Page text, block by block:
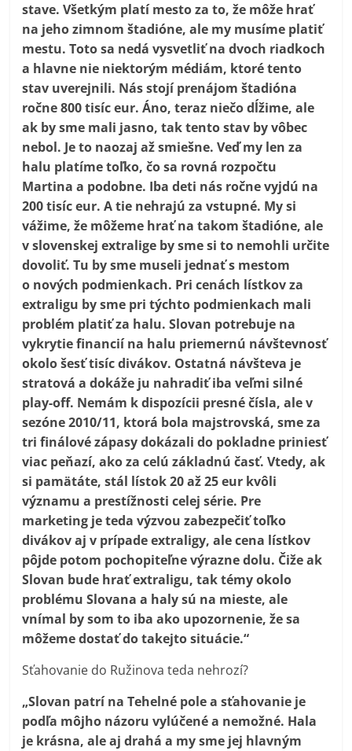
stave. Všetkým platí mesto za to, že môže hrať
na jeho zimnom štadióne, ale my musíme platiť
mestu. Toto sa nedá vysvetliť na dvoch riadkoch
a hlavne nie niektorým médiám, ktoré tento
stav uverejnili. Nás stojí prenájom štadióna
ročne 800 tisíc eur. Áno, teraz niečo dĺžime, ale
ak by sme mali jasno, tak tento stav by vôbec
nebol. Je to naozaj až smiešne. Veď my len za
halu platíme toľko, čo sa rovná rozpočtu
Martina a podobne. Iba deti nás ročne vyjdú na
200 tisíc eur. A tie nehrajú za vstupné. My si
vážime, že môžeme hrať na takom štadióne, ale
v slovenskej extralige by sme si to nemohli určite
dovoliť. Tu by sme museli jednať s mestom
o nových podmienkach. Pri cenách lístkov za
extraligu by sme pri týchto podmienkach mali
problém platiť za halu. Slovan potrebuje na
vykrytie financií na halu priemernú návštevnosť
okolo šesť tisíc divákov. Ostatná návšteva je
stratová a dokáže ju nahradiť iba veľmi silné
play-off. Nemám k dispozícii presné čísla, ale v
sezóne 2010/11, ktorá bola majstrovská, sme za
tri finálové zápasy dokázali do pokladne priniesť
viac peňazí, ako za celú základnú časť. Vtedy, ak
si pamätáte, stál lístok 20 až 25 eur kvôli
významu a prestížnosti celej série. Pre
marketing je teda výzvou zabezpečiť toľko
divákov aj v prípade extraligy, ale cena lístkov
pôjde potom pochopiteľne výrazne dolu. Čiže ak
Slovan bude hrať extraligu, tak témy okolo
problému Slovana a haly sú na mieste, ale
vnímal by som to iba ako upozornenie, že sa
môžeme dostať do takejto situácie.“
Sťahovanie do Ružinova teda nehrozí?
„Slovan patrí na Tehelné pole a sťahovanie je
podľa môjho názoru vylúčené a nemožné. Hala
je krásna, ale aj drahá a my sme jej hlavným